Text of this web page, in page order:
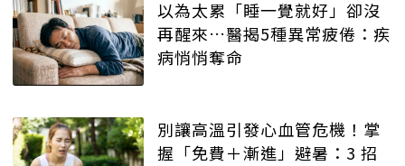
以為太累「睡一覺就好」卻沒
再醒來…醫揭5種異常疲倦：疾
病悄悄奪命
別讓高溫引發心血管危機！掌
握「免費＋漸進」避暑：3 招